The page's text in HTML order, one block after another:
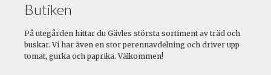
Butiken
På utegården hittar du Gävles största sortiment av träd och
buskar. Vi har även en stor perennavdelning och driver upp
tomat, gurka och paprika. Välkommen!